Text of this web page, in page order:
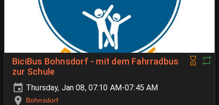
BiciBus Bohnsdorf - mit dem Fahrradbus
zur Schule
Thursday, Jan 08, 07:10 AM-07:45 AM
Bohnsdorf